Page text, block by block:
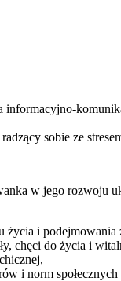
informacyjno-
sobie ze
w jego rozwoju
i
chęci do życia i
i norm